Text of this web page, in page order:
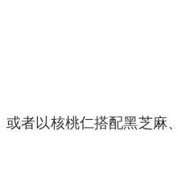
者以核桃仁搭配黑芝